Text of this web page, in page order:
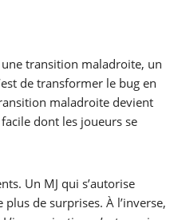
transition maladroite, un
de transformer le bug en
maladroite devient
dont les joueurs se
Un MJ qui s’autorise
de surprises. À l’inverse,